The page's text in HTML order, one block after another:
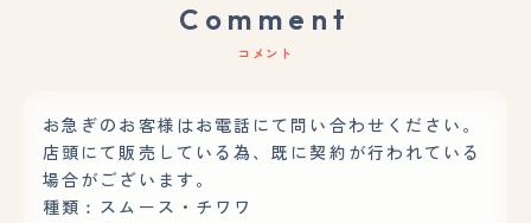
Comment
コメント
お急ぎのお客様はお電話にて問い合わせください。
店頭にて販売している為、既に契約が行われている
場合がございます。
種類︰スムース・チワワ